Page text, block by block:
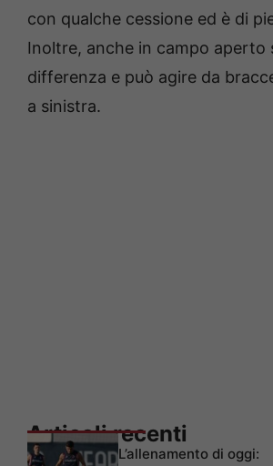
con qualche cessione ed è di
Inoltre, anche in campo aperto
differenza e può agire da
a sinistra.
Articoli recenti
L’allenamento di oggi: